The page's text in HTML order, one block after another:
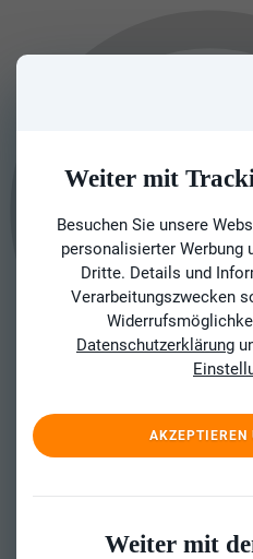
Weiter mit
Besuchen Sie unsere
personalisierter Werbung
Dritte. Details und
Verarbeitungszwecken
Datenschutzerklärung
AKZEPTIEREN
Weiter mit